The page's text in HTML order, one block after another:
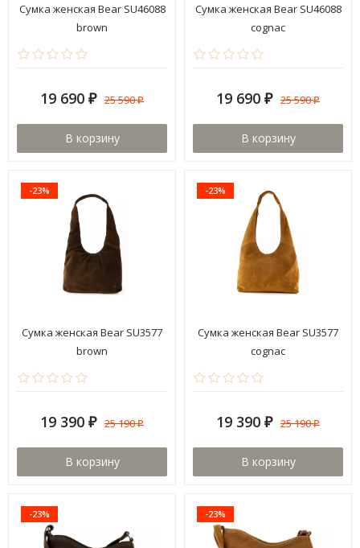
Сумка женская Bear SU46088
brown
19 690 ₽ 25 590₽
В корзину
Сумка женская Bear SU46088
cognac
19 690 ₽ 25 590₽
В корзину
-23%
Сумка женская Bear SU3577
brown
19 390 ₽ 25 190₽
В корзину
-23%
Сумка женская Bear SU3577
cognac
19 390 ₽ 25 190₽
В корзину
-23% -23%